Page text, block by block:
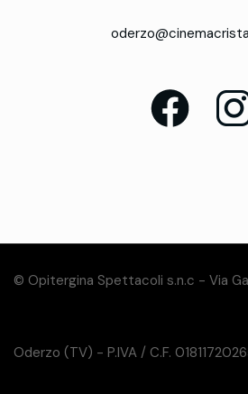
© Opitergina Spettacoli s.n.c - Via
Oderzo (TV) - P.IVA / C.F.